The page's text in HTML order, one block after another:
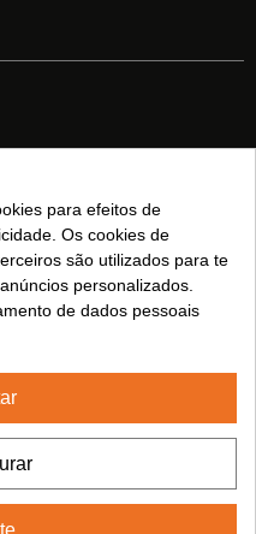
direitos reservados.
para efeitos de
Os cookies de
são utilizados para te
personalizados.
de dados pessoais